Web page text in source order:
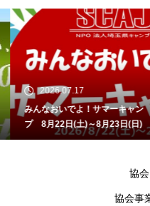
2026.07.17
みんなおいでよ！サマーキャン
プ 8月22日(土)～8月23日(日)
協
協会事